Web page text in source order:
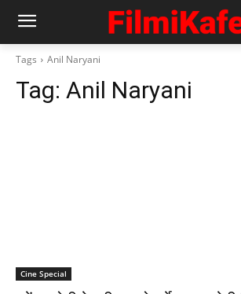
Tags Anil Naryani
Tag: Anil Naryani
Cine Special